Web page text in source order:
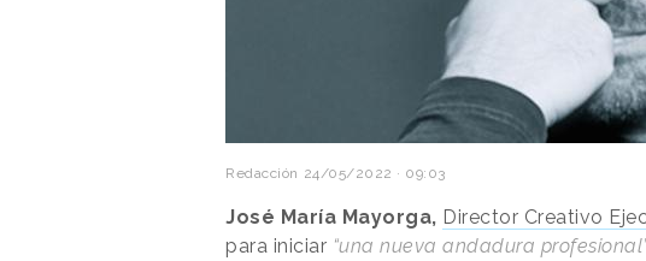
Redacción 24/05/2022 · 09:03
José María Mayorga, Director Creativo
para iniciar “una nueva andadura